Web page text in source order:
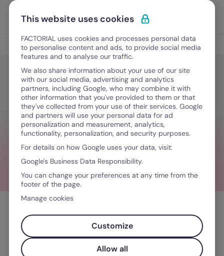
Ir al contenido
Pedir una demo
Gestión de nómina
Gestión de nómina
Contabilización de la nómina: guía
práctica
May 12, 2023·10 minutos de lectura
Tabla de contenidos
Escrito por
This website uses cookies
FACTORIAL uses cookies and processes personal data
to personalise content and ads, to provide social media
features and to analyse our traffic.
We also share information about your use of our site
with our social media, advertising and analytics
partners, including Google, who may combine it with
other information that you've provided to them or that
they've collected from your use of their services. Google
and partners will use your personal data for ad
personalization and measurement, analytics,
functionality, personalization, and security purposes.
For details on how Google uses your data, visit:
Google's Business Data Responsibility.
You can change your preferences at any time from the
footer of the page.
Manage cookies
Customize
Allow all